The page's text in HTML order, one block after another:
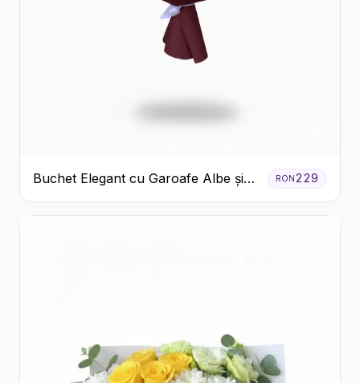
Buchet Elegant cu Garoafe Albe și
Eucalipt
RON229